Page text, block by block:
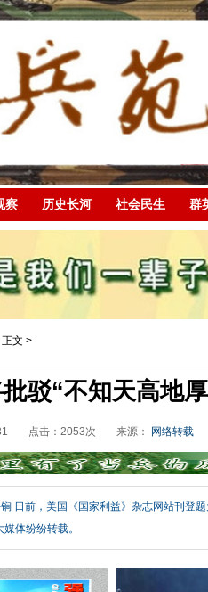
察 历史长河 社会民生 群
正文 >
驳“不知天高地
点击： 2053次 来源： 网络转载
日前，美国《国家利益》杂志网站刊登
体纷纷转载。